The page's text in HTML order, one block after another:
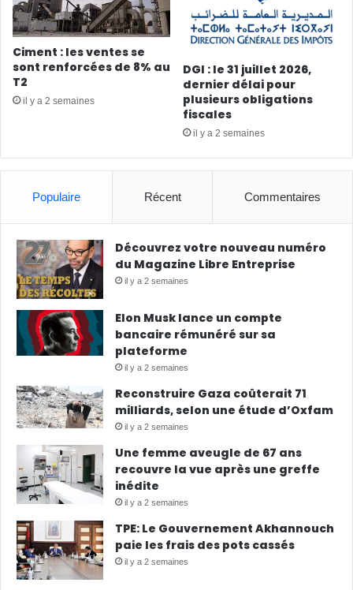
Ciment : les ventes se
sont renforcées de 8% au
T2
il y a 2 semaines
DGI : le 31 juillet 2026,
dernier délai pour
plusieurs obligations
fiscales
il y a 2 semaines
Populaire Récent Commentaires
Découvrez votre nouveau numéro
du Magazine Libre Entreprise
il y a 2 semaines
Elon Musk lance un compte
bancaire rémunéré sur sa
plateforme
il y a 2 semaines
Reconstruire Gaza coûterait 71
milliards, selon une étude d’Oxfam
il y a 2 semaines
Une femme aveugle de 67 ans
recouvre la vue après une greffe
inédite
il y a 2 semaines
TPE: Le Gouvernement Akhannouch
paie les frais des pots cassés
il y a 2 semaines